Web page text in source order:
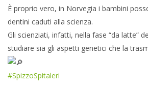
È proprio vero, in Norvegia i bambini
dentini caduti alla scienza.
Gli scienziati, infatti, nella fase “da latte”
studiare sia gli aspetti genetici che la
#SpizzoSpitaleri